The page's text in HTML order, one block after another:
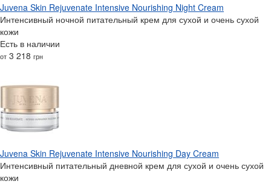
Juvena Skin Rejuvenate Intensive Nourishing Night Cream
Интенсивный ночной питательный крем для сухой и очень сухой
кожи
Есть в наличии
от 3 218 грн
Juvena Skin Rejuvenate Intensive Nourishing Day Cream
Интенсивный питательный дневной крем для сухой и очень сухой
кожи